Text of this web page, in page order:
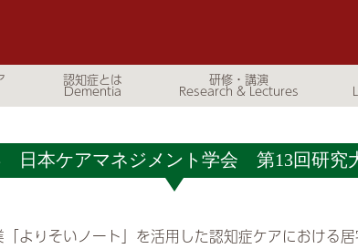
認知症とは 研修・講演
日本ケアマネジメント学会 第13回研究
よりそいノート」を活用した認知症ケアにおける